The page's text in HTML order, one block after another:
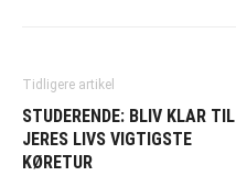
Tidligere artikel
STUDERENDE: BLIV KLAR TIL
JERES LIVS VIGTIGSTE
KØRETUR